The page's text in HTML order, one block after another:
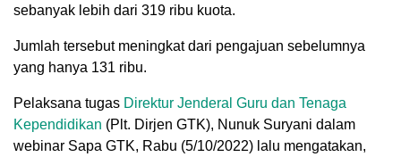
sebanyak lebih dari 319 ribu kuota.
Jumlah tersebut meningkat dari pengajuan sebelumnya
yang hanya 131 ribu.
Pelaksana tugas Direktur Jenderal Guru dan Tenaga
Kependidikan (Plt. Dirjen GTK), Nunuk Suryani dalam
webinar Sapa GTK, Rabu (5/10/2022) lalu mengatakan,